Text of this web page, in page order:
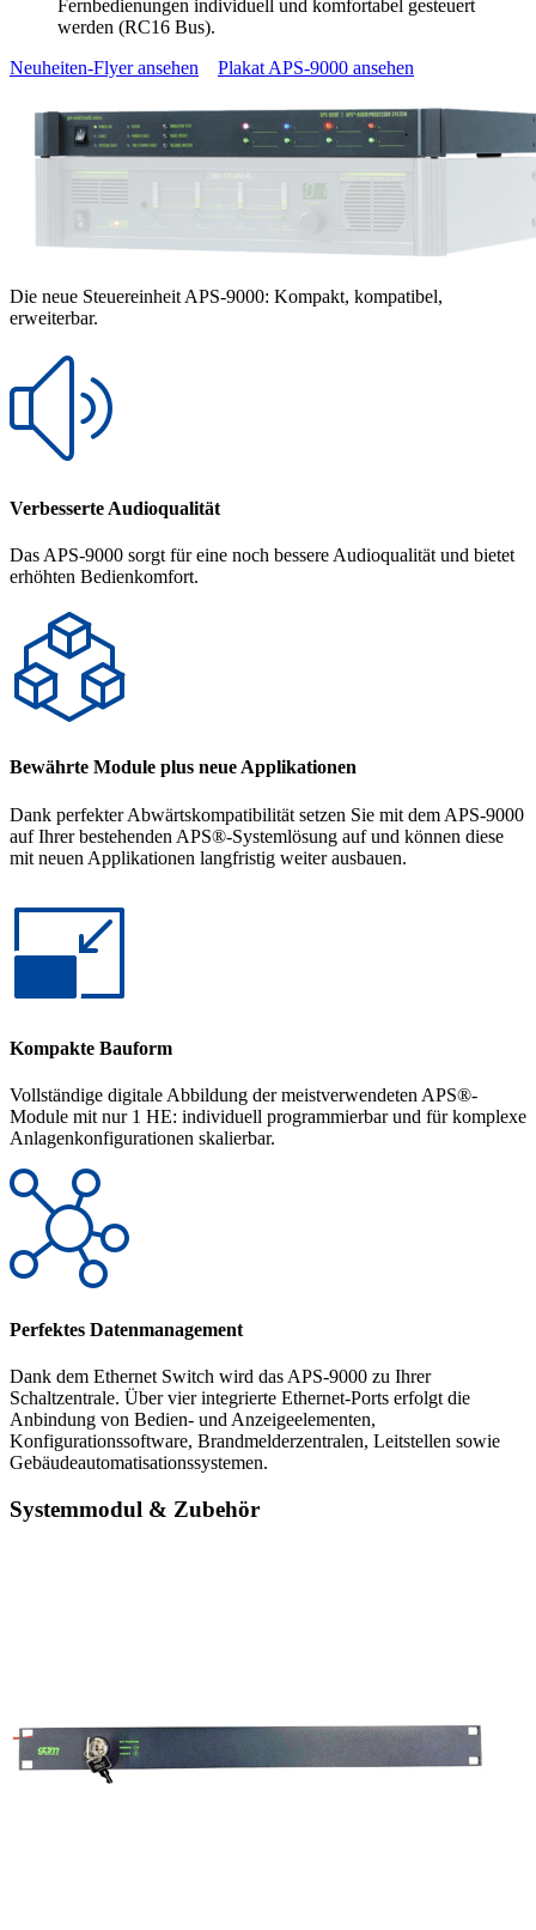
Fernbedienungen individuell und komfortabel gesteuert
werden (RC16 Bus).
Neuheiten-Flyer ansehen
Plakat APS-9000 ansehen
Die neue Steuereinheit APS-9000: Kompakt, kompatibel,
erweiterbar.
Verbesserte Audioqualität
Das APS-9000 sorgt für eine noch bessere Audioqualität und bietet
erhöhten Bedienkomfort.
Bewährte Module plus neue Applikationen
Dank perfekter Abwärtskompatibilität setzen Sie mit dem APS-9000
auf Ihrer bestehenden APS®-Systemlösung auf und können diese
mit neuen Applikationen langfristig weiter ausbauen.
Kompakte Bauform
Vollständige digitale Abbildung der meistverwendeten APS®-
Module mit nur 1 HE: individuell programmierbar und für komplexe
Anlagenkonfigurationen skalierbar.
Perfektes Datenmanagement
Dank dem Ethernet Switch wird das APS-9000 zu Ihrer
Schaltzentrale. Über vier integrierte Ethernet-Ports erfolgt die
Anbindung von Bedien- und Anzeigeelementen,
Konfigurationssoftware, Brandmelderzentralen, Leitstellen sowie
Gebäudeautomatisationssystemen.
Systemmodul & Zubehör